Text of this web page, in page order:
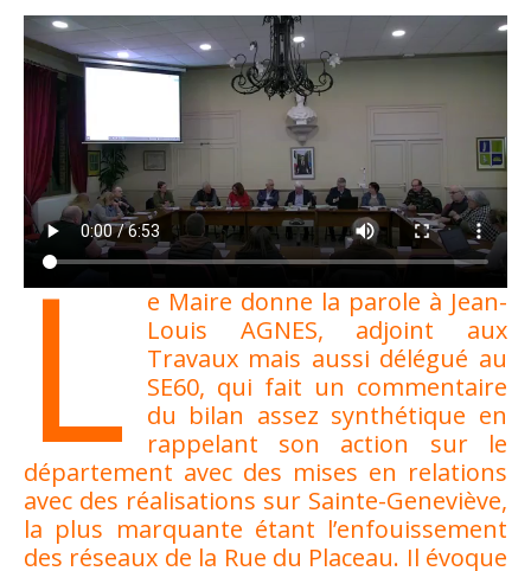
L
e Maire donne la parole à Jean-
Louis AGNES, adjoint aux
Travaux mais aussi délégué au
SE60, qui fait un commentaire
du bilan assez synthétique en
rappelant son action sur le
département avec des mises en relations
avec des réalisations sur Sainte-Geneviève,
la plus marquante étant l’enfouissement
des réseaux de la Rue du Placeau. Il évoque